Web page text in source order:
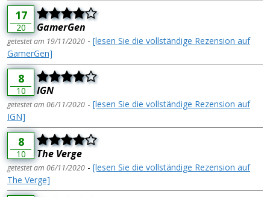
17
20 GamerGen
getestet am 19/11/2020 - [lesen Sie die vollständige Rezension auf
GamerGen]
8
10 IGN
getestet am 06/11/2020 - [lesen Sie die vollständige Rezension auf
IGN]
8
10 The Verge
getestet am 06/11/2020 - [lesen Sie die vollständige Rezension auf
The Verge]